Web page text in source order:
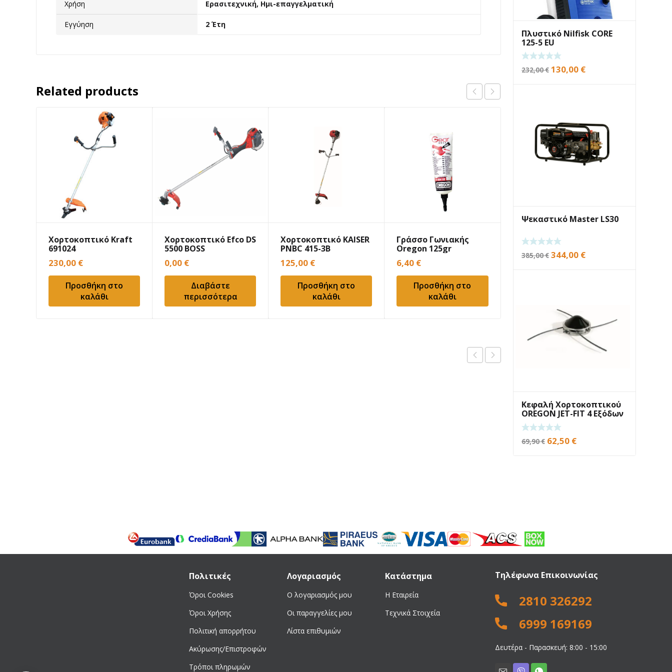
Χρήση Ερασιτεχνική, Ημι-επαγγελματική
Εγγύηση 2 Έτη
Related products
Χορτοκοπτικό Kraft
691024
230,00 €
Προσθήκη στο
καλάθι
Χορτοκοπτικό Efco DS
5500 BOSS
0,00 €
Διαβάστε
περισσότερα
Χορτοκοπτικό KAISER
PNBC 415-3B
125,00 €
Προσθήκη στο
καλάθι
Γράσσο Γωνιακής
Oregon 125gr
6,40 €
Προσθήκη στο
καλάθι
Αλυσοπρίονο Efco
MT5200
525,00
Πλυστικό Nilfisk CORE
125-5 EU
232,00€ Original
130,00 €Η
Ψεκαστικό Master LS30
385,00€ Original
344,00 €Η
Κεφαλή Χορτοκοπτικού
OREGON JET-FIT 4 Εξόδων
69,90€ Original
62,50 €Η
Πολιτικές
Όροι Cookies
Όροι Χρήσης
Πολιτική απορρήτου
Ακύρωσης/Επιστροφών
Τρόποι πληρωμών
Λογαριασμός
Ο λογαριασμός μου
Οι παραγγελίες μου
Λίστα επιθυμιών
Κατάστημα
Η Εταιρεία
Τεχνικά Στοιχεία
Τηλέφωνα Επικοινωνίας
2810 326292
6999 169169
Δευτέρα - Παρασκευή: 8:00 - 15:00